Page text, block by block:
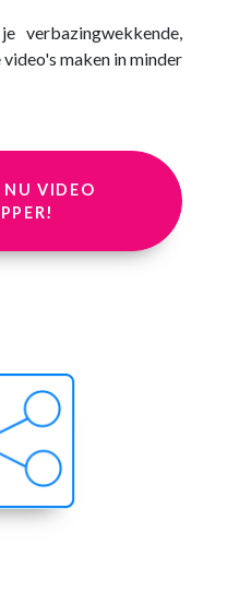
verbazingwekkende,
maken in minder
NU VIDEO